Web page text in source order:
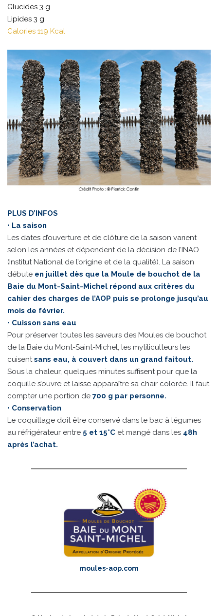
Glucides 3 g
Lipides 3 g
Calories 119 Kcal
PLUS D’INFOS
• La saison
Les dates d’ouverture et de clôture de la saison varient
selon les années et dépendent de la décision de l’INAO
(Institut National de l’origine et de la qualité). La saison
débute en juillet dès que la Moule de bouchot de la
Baie du Mont-Saint-Michel répond aux critères du
cahier des charges de l’AOP puis se prolonge jusqu’au
mois de février.
• Cuisson sans eau
Pour préserver toutes les saveurs des Moules de bouchot
de la Baie du Mont-Saint-Michel, les mytiliculteurs les
cuisent sans eau, à couvert dans un grand faitout.
Sous la chaleur, quelques minutes suffisent pour que la
coquille s’ouvre et laisse apparaître sa chair colorée. Il faut
compter une portion de 700 g par personne.
• Conservation
Le coquillage doit être conservé dans le bac à légumes
au réfrigérateur entre 5 et 15°C et mangé dans les 48h
après l’achat.
moules-aop.com